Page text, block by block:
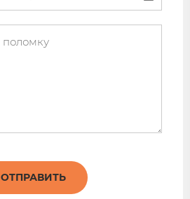
ОТПРАВИТЬ